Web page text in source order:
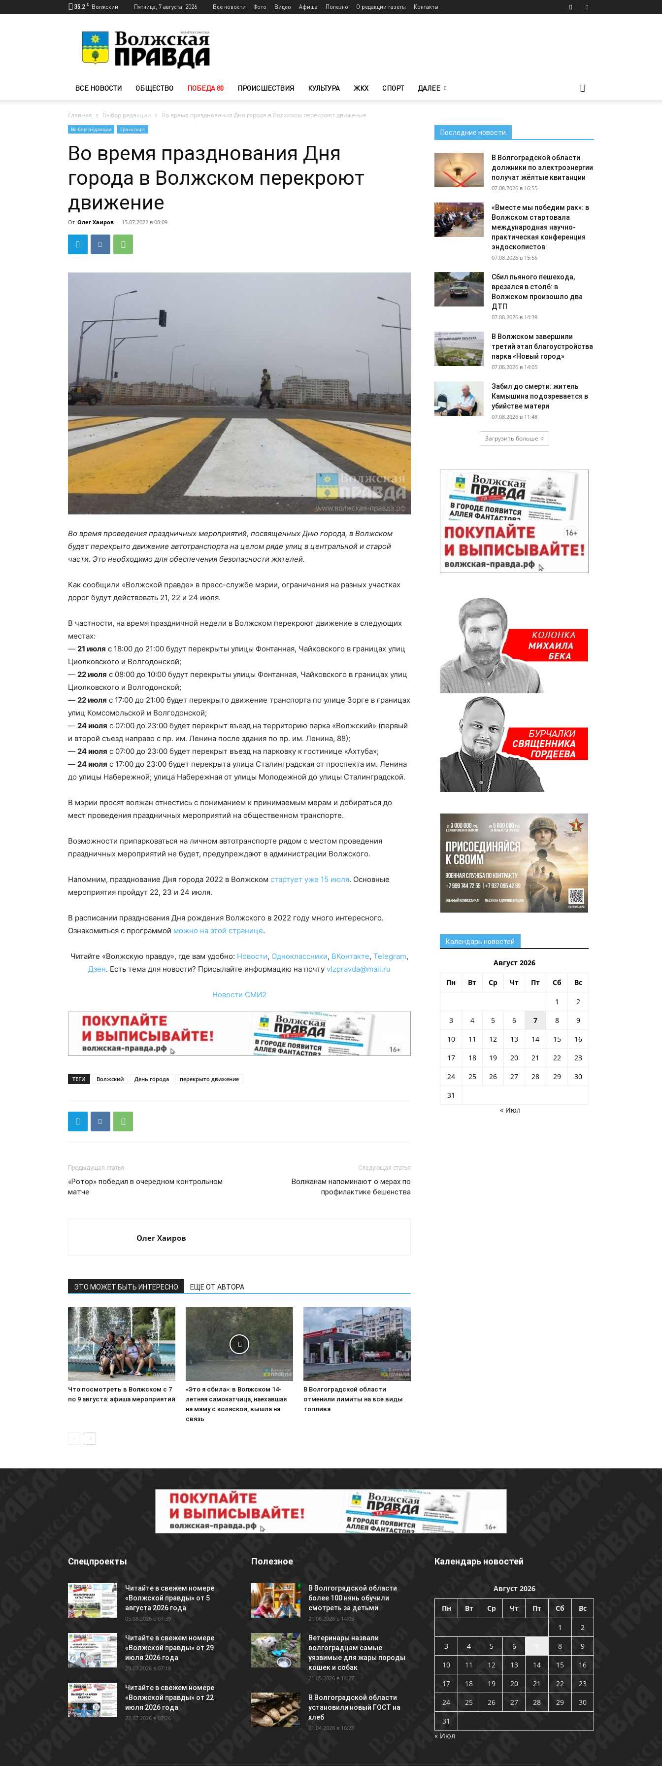
35.2 C Волжский Пятница, 7 августа, 2026 Все новости Фото Видео Афиша Полезно О редакции газеты Контакты
Волжского
—
Волжская
ВСЕ НОВОСТИ ОБЩЕСТВО ПОБЕДА 80 ПРОИСШЕСТВИЯ КУЛЬТУРА ЖКХ СПОРТ ДАЛЕЕ
Главная Выбор редакции Во время празднования Дня города в Волжском перекроют движение
Выбор редакции Транспорт
Во время празднования Дня
города в Волжском перекроют
движение
От Олег Хаиров - 15.07.2022 в 08:09
Во время проведения праздничных мероприятий, посвященных Дню города, в Волжском
будет перекрыто движение автотранспорта на целом ряде улиц в центральной и старой
части. Это необходимо для обеспечения безопасности жителей.
Как сообщили «Волжской правде» в пресс-службе мэрии, ограничения на разных участках
дорог будут действовать 21, 22 и 24 июля.
В частности, на время праздничной недели в Волжском перекроют движение в следующих
местах:
— 21 июля с 18:00 до 21:00 будут перекрыты улицы Фонтанная, Чайковского в границах улиц
Циолковского и Волгодонской;
— 22 июля с 08:00 до 10:00 будут перекрыты улицы Фонтанная, Чайковского в границах улиц
Циолковского и Волгодонской;
— 22 июля с 17:00 до 21:00 будет перекрыто движение транспорта по улице Зорге в границах
улиц Комсомольской и Волгодонской;
— 24 июля c 07:00 до 23:00 будет перекрыт въезд на территорию парка «Волжский» (первый
и второй съезд направо с пр. им. Ленина после здания по пр. им. Ленина, 88);
— 24 июля с 07:00 до 23:00 будет перекрыт въезд на парковку к гостинице «Ахтуба»;
— 24 июля с 17:00 до 23:00 будет перекрыта улица Сталинградская от проспекта им. Ленина
до улицы Набережной; улица Набережная от улицы Молодежной до улицы Сталинградской.
В мэрии просят волжан отнестись с пониманием к принимаемым мерам и добираться до
мест проведения праздничных мероприятий на общественном транспорте.
Возможности припарковаться на личном автотранспорте рядом с местом проведения
праздничных мероприятий не будет, предупреждают в администрации Волжского.
Напомним, празднование Дня города 2022 в Волжском стартует уже 15 июля. Основные
мероприятия пройдут 22, 23 и 24 июля.
В расписании празднования Дня рождения Волжского в 2022 году много интересного.
Ознакомиться с программой можно на этой странице.
Читайте «Волжскую правду», где вам удобно: Новости, Одноклассники, ВКонтакте, Telegram,
Дзен. Есть тема для новости? Присылайте информацию на почту vlzpravda@mail.ru
Новости СМИ2
ТЕГИ Волжский День города перекрыто движение
Предыдущая статья
«Ротор» победил в очередном контрольном
матче
Следующая статья
Волжанам напоминают о мерах по
профилактике бешенства
Олег Хаиров
ЭТО МОЖЕТ БЫТЬ ИНТЕРЕСНО ЕЩЕ ОТ АВТОРА
Что посмотреть в Волжском с 7
по 9 августа: афиша мероприятий
«Это я сбила»: в Волжском 14-
летняя самокатчица, наехавшая
на маму с коляской, вышла на
связь
В Волгоградской области
отменили лимиты на все виды
топлива
Последние новости
В Волгоградской области
должники по электроэнергии
получат жёлтые квитанции
07.08.2026 в 16:55
«Вместе мы победим рак»: в
Волжском стартовала
международная научно-
практическая конференция
эндоскопистов
07.08.2026 в 15:56
Сбил пьяного пешехода,
врезался в столб: в
Волжском произошло два
ДТП
07.08.2026 в 14:39
В Волжском завершили
третий этап благоустройства
парка «Новый город»
07.08.2026 в 14:05
Забил до смерти: житель
Камышина подозревается в
убийстве матери
07.08.2026 в 11:48
Загрузить больше
Календарь новостей
Август 2026
Пн Вт Ср Чт Пт Сб Вс
1
2
3
4 5 6 7 8
9
10
11 12 13 14 15
16
17
18 19 20 21 22
23
24
25 26 27 28 29
30
31
« Июл
Спецпроекты
Читайте в свежем номере
«Волжской правды» от 5
августа 2026 года
05.08.2026 в 07:39
Читайте в свежем номере
«Волжской правды» от 29
июля 2026 года
29.07.2026 в 07:18
Читайте в свежем номере
«Волжской правды» от 22
июля 2026 года
22.07.2026 в 07:26
Полезное
В Волгоградской области
более 100 нянь обучили
смотреть за детьми
21.06.2026 в 14:05
Ветеринары назвали
волгоградцам самые
уязвимые для жары породы
кошек и собак
21.05.2026 в 14:27
В Волгоградской области
установили новый ГОСТ на
хлеб
01.04.2026 в 16:23
Календарь новостей
Август 2026
Пн Вт Ср Чт Пт Сб Вс
1
2
3
4 5 6 8
9
10
11 12 13 14 15
16
17
18 19 20 21 22
23
24
25 26 27 28 29
30
31
« Июл